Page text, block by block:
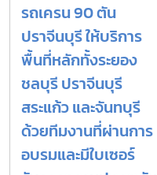
รถเครน 90 ตัน
ปราจีนบุรี ให้บริการ
พื้นที่หลักทั้งระยอง
ชลบุรี ปราจีนบุรี
สระแก้ว และจันทบุรี
ด้วยทีมงานที่ผ่านการ
อบรมและมีใบเซอร์